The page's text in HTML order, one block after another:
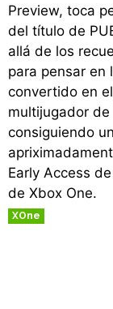
Preview, toca
del título de
allá de los
para pensar en
convertido en
multijugador
consiguiendo
Early Access
de Xbox One.
XOne